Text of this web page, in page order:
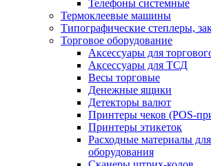
Телефоны системные
Термоклеевые машины
Типографические степлеры,
Торговое оборудование
Аксессуары для
Аксессуары для ТСД
Весы торговые
Денежные ящики
Детекторы валют
Принтеры чеков (POS-
Принтеры этикеток
Расходные материалы
оборудования